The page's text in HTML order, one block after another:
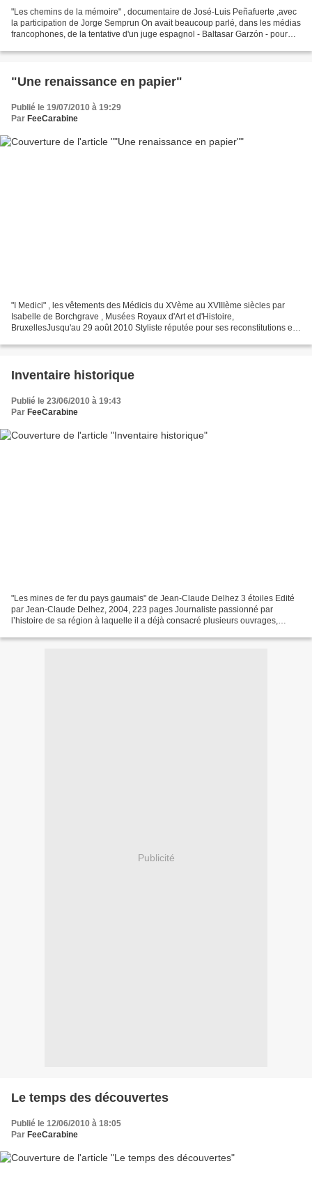
"Les chemins de la mémoire" , documentaire de José-Luis Peñafuerte ,avec
la participation de Jorge Semprun On avait beaucoup parlé, dans les médias
francophones, de la tentative d'un juge espagnol - Baltasar Garzón - pour
"Une renaissance en papier"
Publié le 19/07/2010 à 19:29
Par FeeCarabine
"I Medici" , les vêtements des Médicis du XVème au XVIIIème siècles par
Isabelle de Borchgrave , Musées Royaux d'Art et d'Histoire,
BruxellesJusqu'au 29 août 2010 Styliste réputée pour ses reconstitutions en
Inventaire historique
Publié le 23/06/2010 à 19:43
Par FeeCarabine
"Les mines de fer du pays gaumais" de Jean-Claude Delhez 3 étoiles Edité
par Jean-Claude Delhez, 2004, 223 pages Journaliste passionné par
l’histoire de sa région à laquelle il a déjà consacré plusieurs ouvrages,
Publicité
Le temps des découvertes
Publié le 12/06/2010 à 18:05
Par FeeCarabine